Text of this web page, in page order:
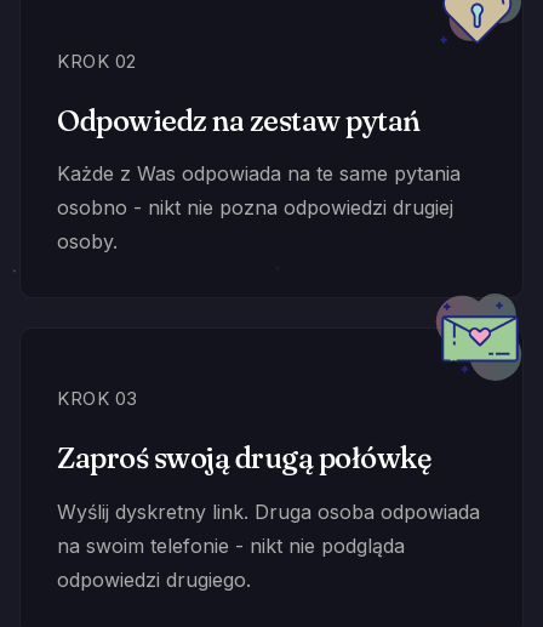
KROK 02
Odpowiedz na zestaw pytań
Każde z Was odpowiada na te same pytania
osobno - nikt nie pozna odpowiedzi drugiej
osoby.
KROK 03
Zaproś swoją drugą połówkę
Wyślij dyskretny link. Druga osoba odpowiada
na swoim telefonie - nikt nie podgląda
odpowiedzi drugiego.